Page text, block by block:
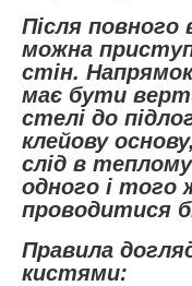
Після повного
можна
стін.
має бути
стелі до
клейову
слід в
одного і того
проводитися
Правила
кистями: